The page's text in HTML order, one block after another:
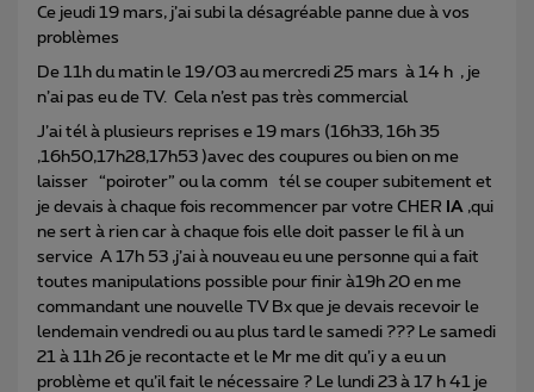
Ce jeudi 19 mars, j’ai subi la désagréable panne due à vos
problèmes
De 11h du matin le 19/03 au mercredi 25 mars à 14 h , je
n’ai pas eu de TV. Cela n’est pas très commercial
J’ai tél à plusieurs reprises e 19 mars (16h33, 16h 35
,16h50,17h28,17h53 )avec des coupures ou bien on me
laisser “poiroter” ou la comm tél se couper subitement et
je devais à chaque fois recommencer par votre CHER IA ,qui
ne sert à rien car à chaque fois elle doit passer le fil à un
service A 17h 53 ,j’ai à nouveau eu une personne qui a fait
toutes manipulations possible pour finir à19h 20 en me
commandant une nouvelle TV Bx que je devais recevoir le
lendemain vendredi ou au plus tard le samedi ??? Le samedi
21 à 11h 26 je recontacte et le Mr me dit qu’i y a eu un
problème et qu’il fait le nécessaire ? Le lundi 23 à 17 h 41 je